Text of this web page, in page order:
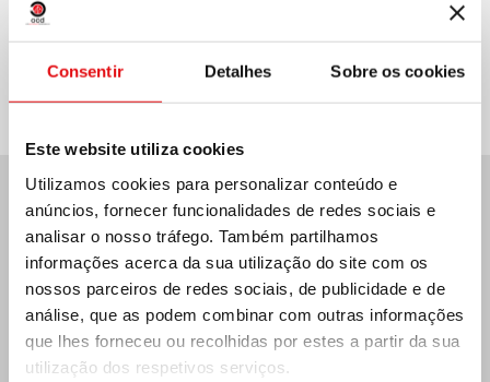
Consentir Detalhes Sobre os cookies
Este website utiliza cookies
Utilizamos cookies para personalizar conteúdo e
anúncios, fornecer funcionalidades de redes sociais e
analisar o nosso tráfego. Também partilhamos
informações acerca da sua utilização do site com os
nossos parceiros de redes sociais, de publicidade e de
análise, que as podem combinar com outras informações
que lhes forneceu ou recolhidas por estes a partir da sua
utilização dos respetivos serviços.
Últimas notícias:
MÉXICO: ASSEMBLEIA PLENÁRIA DA OCD